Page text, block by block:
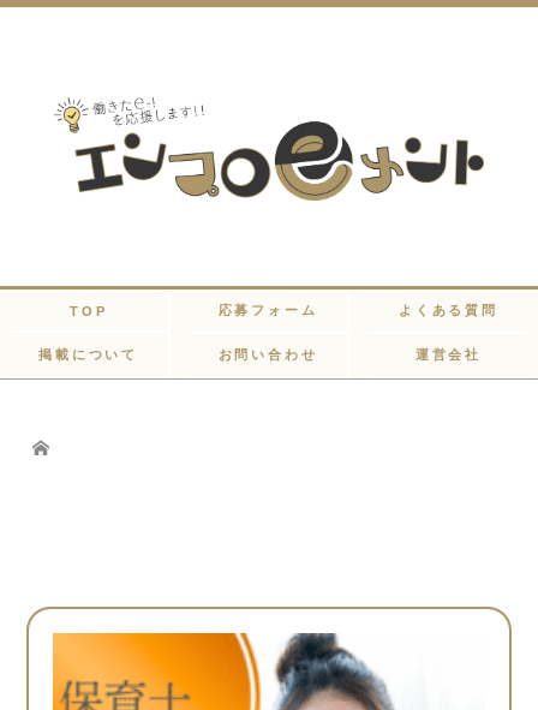
TOP 応募フォーム よくある質問
掲載について お問い合わせ 運営会社
Home